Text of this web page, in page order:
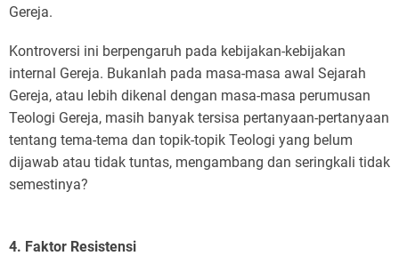
Gereja.
Kontroversi ini berpengaruh pada kebijakan-kebijakan
internal Gereja. Bukanlah pada masa-masa awal Sejarah
Gereja, atau lebih dikenal dengan masa-masa perumusan
Teologi Gereja, masih banyak tersisa pertanyaan-pertanyaan
tentang tema-tema dan topik-topik Teologi yang belum
dijawab atau tidak tuntas, mengambang dan seringkali tidak
semestinya?
4. Faktor Resistensi